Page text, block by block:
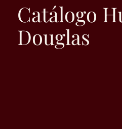
Catálogo
Douglas